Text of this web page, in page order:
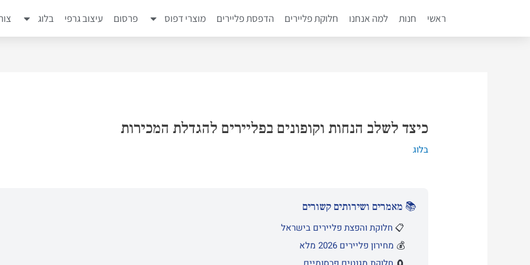
ראשי חנות למה אנחנו חלוקת פליירים הדפסת פליירים מוצרי דפוס פרסום עיצוב גרפי בלוג
כיצד לשלב הנחות וקופונים בפליירים להגדלת המכירות
בלוג
📚 מאמרים ושירותים קשורים
📋 חלוקת והפצת פליירים בישראל
💰 מחירון פליירים 2026 מלא